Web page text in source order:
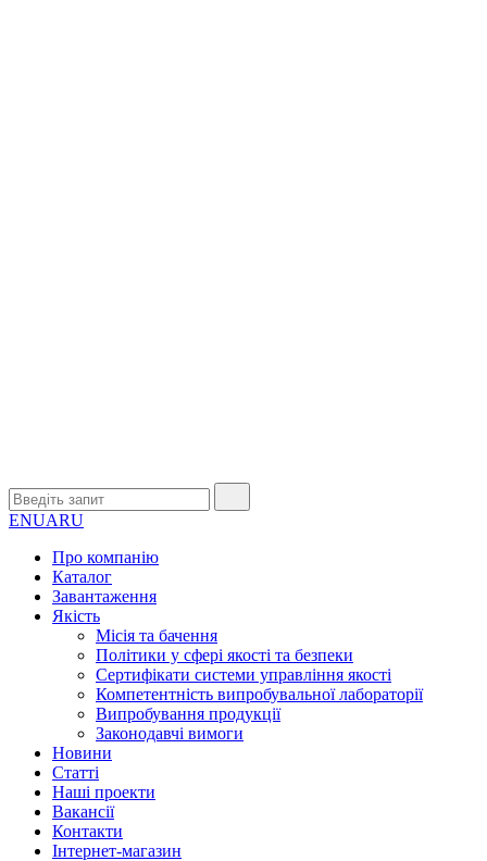
ENUARU
Про компанію
Каталог
Завантаження
Якість
Місія та бачення
Політики у сфері якості та безпеки
Сертифікати системи управління якості
Компетентність випробувальної лабораторії
Випробування продукції
Законодавчі вимоги
Новини
Статті
Наші проекти
Вакансії
Контакти
Інтернет-магазин